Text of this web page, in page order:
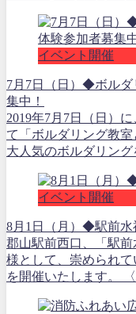
イベント開催
7月7日（日）◆ボルダ
集中！
2019年7月7日（日）
て「ボルダリング教室
大人気のボルダリング
イベント開催
8月1日（月）◆駅前水
郡山駅前西口、「駅
様として、崇められ
を開催いたします。